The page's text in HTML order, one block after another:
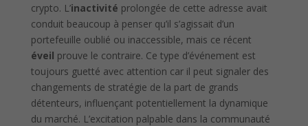
crypto. L’inactivité prolongée de cette adresse avait
conduit beaucoup à penser qu’il s’agissait d’un
portefeuille oublié ou inaccessible, mais ce récent
éveil prouve le contraire. Ce type d’événement est
toujours guetté avec attention car il peut signaler des
changements de stratégie de la part de grands
détenteurs, influençant potentiellement la dynamique
du marché. L’excitation palpable dans la communauté